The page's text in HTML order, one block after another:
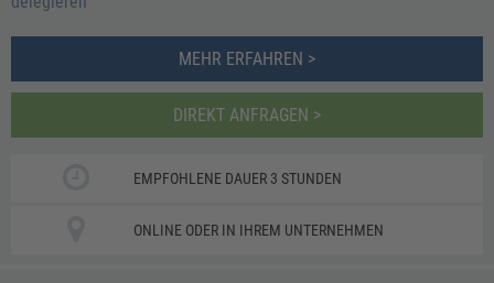
MEHR ERFAHREN >
DIREKT ANFRAGEN >
EMPFOHLENE DAUER 3 STUNDEN
ONLINE ODER IN IHREM UNTERNEHMEN